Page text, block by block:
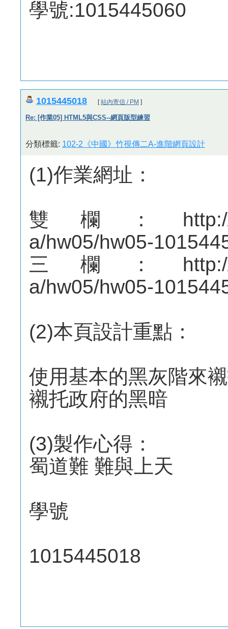
學號:1015445060
1015445018 [站內寄信 / PM ]
Re: [作業05] HTML5與CSS--網頁版型練習
分類標籤: 102-2《中國》竹視傳二A-進階網頁設計
(1)作業網址：
雙欄：http://
a/hw05/hw05-
三欄：http://
a/hw05/hw05-
(2)本頁設計重點：
使用基本的黑灰階來
襯托政府的黑暗
(3)製作心得：
蜀道難 難與上天
學號
1015445018